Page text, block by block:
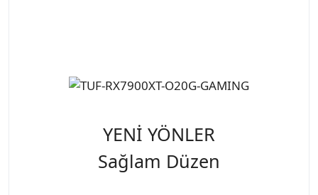
YENİ YÖNLER
Sağlam Düzen